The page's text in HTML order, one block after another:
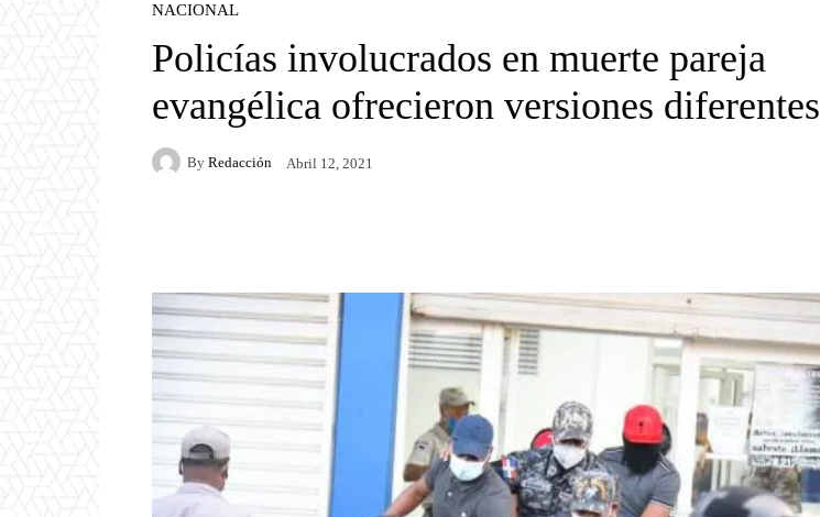
NACIONAL
Policías involucrados en muerte pareja
evangélica ofrecieron versiones diferentes
By Redacción Abril 12, 2021